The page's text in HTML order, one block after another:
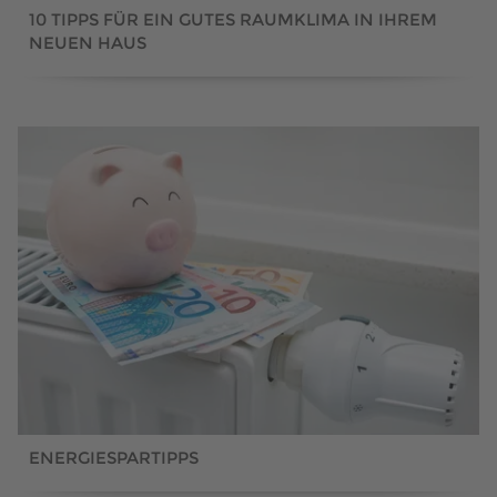
10 TIPPS FÜR EIN GUTES RAUMKLIMA IN IHREM
NEUEN HAUS
ENERGIESPARTIPPS